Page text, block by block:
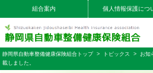
組合案内 個人情報保護につ
静岡県自動車整備健康保険組合トップ> トピックス > お知
載しました。